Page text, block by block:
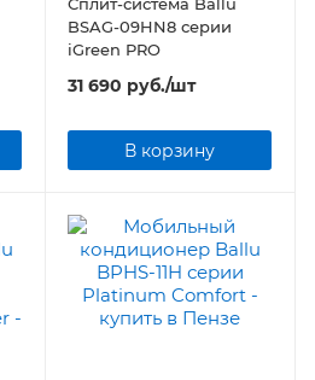
BSAG-09HN8 серии
iGreen PRO
31 690 руб./шт
В корзину